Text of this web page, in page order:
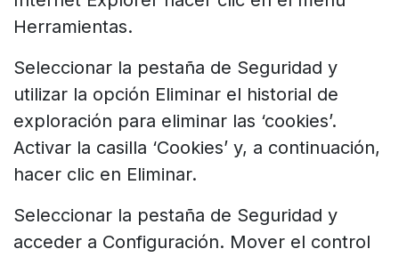
Herramientas.
Seleccionar la pestaña de Seguridad y
utilizar la opción Eliminar el historial de
exploración para eliminar las ‘cookies’.
Activar la casilla ‘Cookies’ y, a continuación,
hacer clic en Eliminar.
Seleccionar la pestaña de Seguridad y
acceder a Configuración. Mover el control